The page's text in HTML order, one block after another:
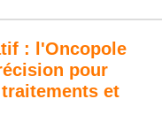
: l'Oncopole
pour
et